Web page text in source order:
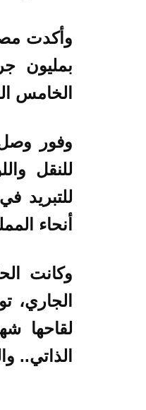
وأكدت
بمليون
الخامس
للنقل
للتبريد
أنحاء
وكانت
الجاري،
الذاتي..